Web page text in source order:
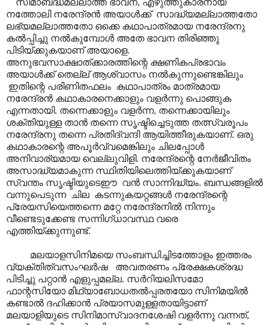
നത്തോലി നരേന്ദ്രൻ അയാൾക്ക് സാദ്ധ്യമല്ലാത്തതോ
ലഭ്യമല്ലാത്തതോ ഒക്കെ കഥാപാത്രമായ നരേന്ദ്രനു
കൽ‌പ്പിച്ചു നൽകുമ്പോൾ അതേ ഭാവന തിരിഞ്ഞു
പിടിയ്ക്കുകയാണ് അയാളെ.
അനുഭവസാക്ഷാത്ക്കാരത്തിന്റെ ക്ഷണികപ്രഭാവം
അയാൾക്ക് തെല്ല് ആശ്വാസം നൽകുന്നുണ്ടെങ്കിലും
ഇതിന്റെ പരിണിതഫലം കഥാപാത്രം മാത്രമായ
നരേന്ദ്രൻ കഥാകാരനെക്കാളും വളർന്നു പൊങ്ങുക
എന്നതായി. തന്നെക്കാളും വളർന്ന, തന്നെക്കായിലും
ശക്തിയുള്ള താൻ തന്നെ സൃഷ്ടിച്ചെടുത്ത തത്സ്വരൂപം
നരേന്ദ്രനു തന്നെ പ്രതിദ്വന്ദി ആയിത്തീരുകയാണ്. ഒരു
കഥാകാരന്റെ അപൂർവ്വമെങ്കിലും ചിലപ്പോൾ
അനിവാര്യമായ വെല്ലുവിളി. നരേന്ദ്രന്റെ നേർജീവിതം
അസാദ്ധ്യമാകുന്ന സ്ഥിതിയിലെത്തിയ്ക്കുകയാണ്
സ്വന്തം സൃഷ്ടിയുടെഈ വൻ സാന്നിദ്ധ്യം. ബന്ധങ്ങളിൽ
വന്നുപെടുന്ന ചില കടന്നുകയറ്റങ്ങൾ നരേന്ദ്രന്റെ
പ്രേയസിയെത്തന്നെ മറ്റേ നരേന്ദ്രനിൽ നിന്നും
വീണ്ടെടുക്കേണ്ട സന്നിഗ്ധാവസ്ഥ വരെ
എത്തിയ്ക്കുന്നുണ്ട്.
മലയാളസിനിമയെ സംബന്ധിച്ചിടത്തോളം ഇത്തരം
വ്യക്തിത്വസംഘർഷ അവതരണം പ്രേക്ഷകശ്രദ്ധ
പിടിച്ചു പറ്റാൻ എളുപ്പമല്ല. സർറിയലിസമോ
ഫാന്റസിയോ മിഥ്യാബോധതൽ‌പ്പരതയോ സിനിമയിൽ
കണ്ടാൽ ദഹിക്കാൻ പ്രയാസമുള്ളതായിട്ടാണ്
മലയാളിയുടെ സിനിമാസ്വാദനശേഷി വളർന്നു വന്നത്,